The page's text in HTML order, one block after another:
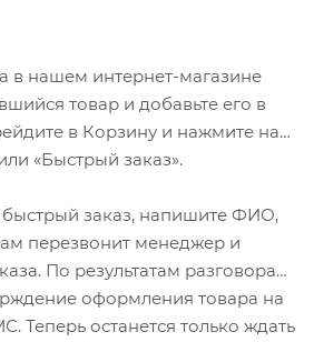
в нашем интернет-магазине
товар и добавьте его в
в Корзину и нажмите на
«Быстрый заказ».
заказ, напишите ФИО,
перезвонит менеджер и
По результатам разговора
оформления товара на
Теперь останется только ждать